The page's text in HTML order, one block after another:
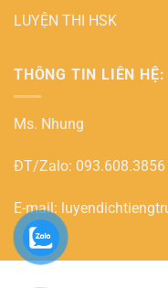
LUYỆN THI HSK
THÔNG TIN LIÊN HỆ:
Ms. Nhung
ĐT/Zalo: 093.608.3856
E-mail: